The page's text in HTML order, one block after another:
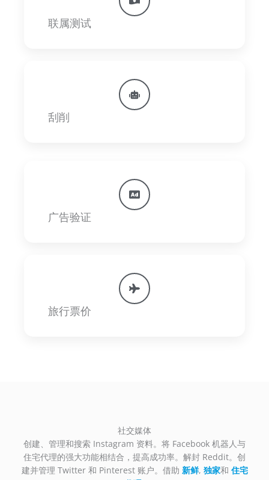
联属测试
刮削
广告验证
旅行票价
社交媒体
创建、管理和搜索 Instagram 资料。将 Facebook 机器人与
住宅代理的强大功能相结合，提高成功率。解封 Reddit。创
建并管理 Twitter 和 Pinterest 账户。借助 新鲜, 独家和 住宅